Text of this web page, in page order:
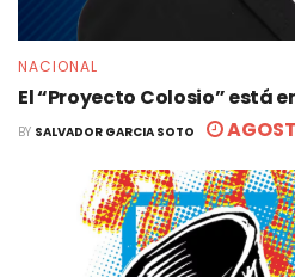
NACIONAL
El “Proyecto Colosio” está
BY SALVADOR GARCIA SOTO